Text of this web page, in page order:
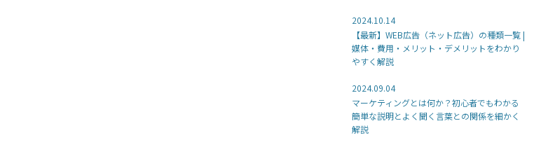
2024.10.14
【最新】WEB広告（ネット広告）の種類一覧 |
媒体・費用・メリット・デメリットをわかり
やすく解説
2024.09.04
マーケティングとは何か？初心者でもわかる
簡単な説明とよく聞く言葉との関係を細かく
解説